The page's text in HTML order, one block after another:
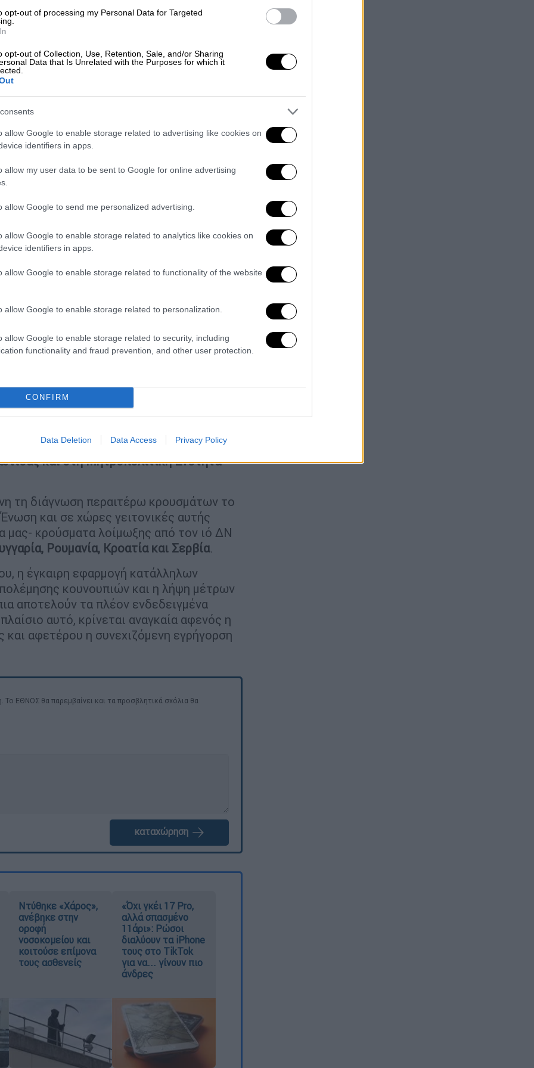
opt-out of processing my Personal Data for Targeted
opt-out of Collection, Use, Retention, Sale, and/or Sharing
Data that Is Unrelated with the Purposes for which it
allow Google to enable storage related to advertising like cookies on
identifiers in apps.
allow my user data to be sent to Google for online advertising
allow Google to send me personalized advertising.
allow Google to enable storage related to analytics like cookies on
identifiers in apps.
allow Google to enable storage related to functionality of the website
allow Google to enable storage related to personalization.
allow Google to enable storage related to security, including
functionality and fraud prevention, and other user protection.
CONFIRM
Data Deletion Data Access Privacy Policy
σε ασθενείς με λοίμωξη από τον ιό του
και μέχρι τις 21 Αυγούστου, ηλικίας άνω
83 έτη, εύρος 61 - 92 έτη).
Νείλου
χώρες, σε ετήσια βάση. Τα έτη
κρούσματα λοίμωξης από τον ιό του
(και) της χώρας μας, κατά τους
ενώ κυκλοφορία του ιού έχει
Περιφέρειες. Η εμφάνιση περιστατικών
βάση κατά την τελευταία δεκαετία,
έχει εγκατασταθεί και στη χώρα μας,
εκ τούτου, θεωρούνταν πιθανή και
και κατά την τρέχουσα περίοδο
κουνουπιών, τόσο σε γνωστές όσο και
τους επαγγελματίες υγείας
τους για την έγκαιρη διάγνωση
με την αναμενόμενη επανεμφάνιση
περίοδο κυκλοφορίας των
προστασίας.
κρούσματα
καταγραφεί και διερευνηθεί κρούσματα
στην Ελλάδα, σε οικισμούς στις
Λευκάδας, Χαλκιδικής, Πέλλας,
Νοτίου Τομέα Αθηνών, Αργολίδας,
και στη Μητροπολιτική Ενότητα
τη διάγνωση περαιτέρω κρουσμάτων το
και σε χώρες γειτονικές αυτής
μας- κρούσματα λοίμωξης από τον ιό ΔΝ
Ρουμανία, Κροατία και Σερβία.
η έγκαιρη εφαρμογή κατάλληλων
κουνουπιών και η λήψη μέτρων
αποτελούν τα πλέον ενδεδειγμένα
αυτό, κρίνεται αναγκαία αφενός η
αφετέρου η συνεχιζόμενη εγρήγορση
ΕΘΝΟΣ θα παρεμβαίνει και τα προσβλητικά σχόλια θα
καταχώρηση
Ντύθηκε «Χάρος»,
ανέβηκε στην
οροφή
νοσοκομείου και
κοιτούσε επίμονα
τους ασθενείς
«Όχι γκέι 17 Pro,
αλλά σπασμένο
11άρι»: Ρώσοι
διαλύουν τα iPhone
τους στο TikTok
για να... γίνουν πιο
άνδρες